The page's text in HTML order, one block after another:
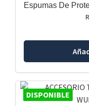
Espumas De
DISPONIBLE